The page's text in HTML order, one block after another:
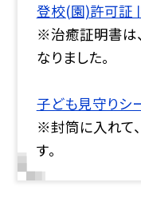
登校(園)許可証
※治癒証明書は
なりました。
子ども見守りシ
※封筒に入れて
す。